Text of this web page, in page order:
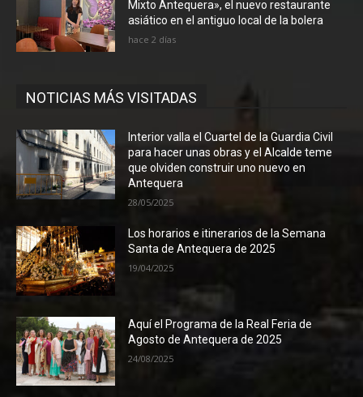
Mixto Antequera», el nuevo restaurante
asiático en el antiguo local de la bolera
hace 2 días
NOTICIAS MÁS VISITADAS
Interior valla el Cuartel de la Guardia Civil
para hacer unas obras y el Alcalde teme
que olviden construir uno nuevo en
Antequera
28/05/2025
Los horarios e itinerarios de la Semana
Santa de Antequera de 2025
19/04/2025
Aquí el Programa de la Real Feria de
Agosto de Antequera de 2025
24/08/2025